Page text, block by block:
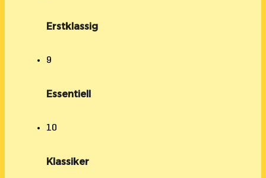
Erstklassig
9
Essentiell
10
Klassiker